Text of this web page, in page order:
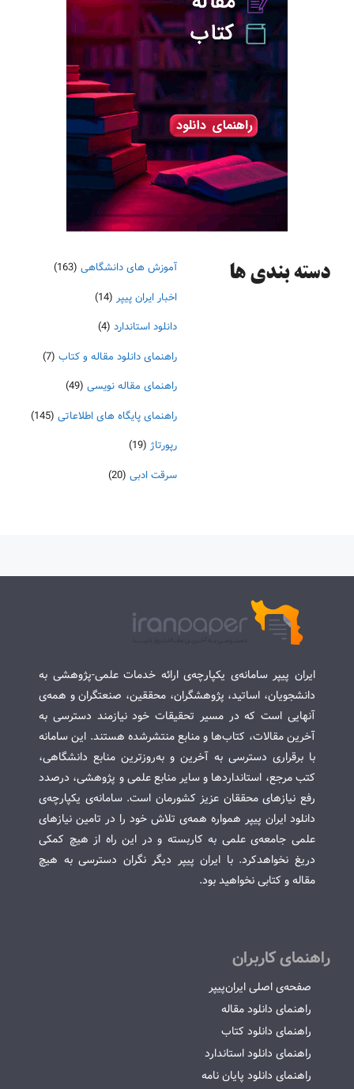
دسته‌ بندی ها آموزش های دانشگاهی (163)
اخبار ایران پیپر (14)
دانلود استاندارد (4)
راهنمای دانلود مقاله و کتاب (7)
راهنمای مقاله نویسی (49)
راهنمای پایگاه های اطلاعاتی (145)
رپورتاژ (19)
سرقت ادبی (20)
ایران پیپر سامانه‌ی یکپارچه‌ی ارائه خدمات علمی-پژوهشی به
دانشجویان، اساتید، پژوهشگران، محققین، صنعتگران و همه‌ی
آنهایی است که در مسیر تحقیقات خود نیازمند دسترسی به
آخرین مقالات، کتاب‌ها و منابع منتشرشده هستند. این سامانه
با برقراری دسترسی به آخرین و به‌روزترین منابع دانشگاهی،
کتب مرجع، استانداردها و سایر منابع علمی و پژوهشی، درصدد
رفع نیازهای محققان عزیز کشورمان است. سامانه‌ی یکپارچه‌ی
دانلود ایران پیپر همواره همه‌ی تلاش خود را در تامین نیازهای
علمی جامعه‌ی علمی به کاربسته و در این راه از هیچ کمکی
دریغ نخواهدکرد. با ایران پیپر دیگر نگران دسترسی به هیچ
مقاله و کتابی نخواهید بود.
راهنمای کاربران
صفحه‌ی اصلی ایران‌پیپر
راهنمای دانلود مقاله
راهنمای دانلود کتاب
راهنمای دانلود استاندارد
راهنمای دانلود پایان نامه